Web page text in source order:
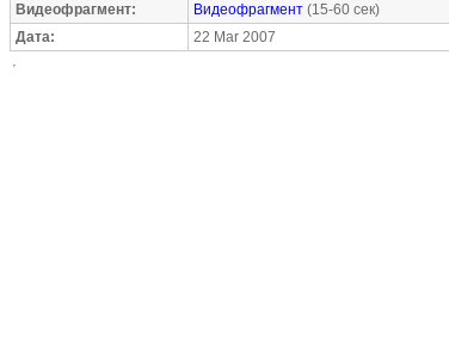
Видеофрагмент:
Видеофрагмент (15-60 сек)
Дата:
22 Mar 2007